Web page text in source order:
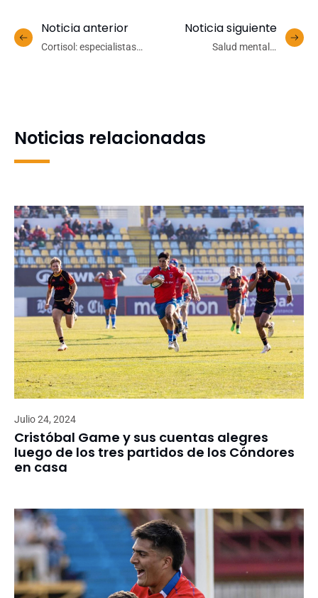
Noticia anterior
Cortisol: especialistas
Noticia siguiente
Salud mental y
Noticias relacionadas
Julio 24, 2024
Cristóbal Game y sus cuentas alegres
luego de los tres partidos de los Cóndores
en casa